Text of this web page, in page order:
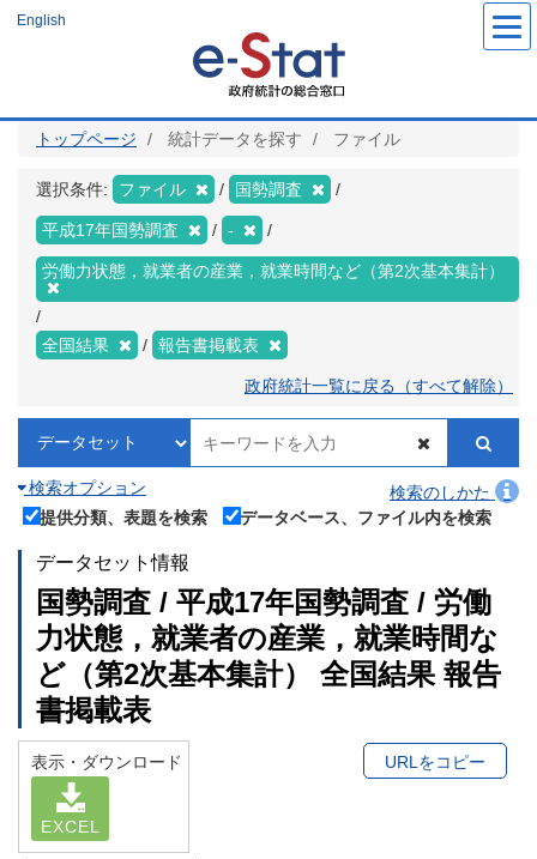
ツ
English
トップページ 統計データを探す ファイル
選択条件: ファイル 国勢調査
平成17年国勢調査 -
労働力状態，就業者の産業，就業時間など（第2次基本集計）
全国結果 報告書掲載表
政府統計一覧に戻る（すべて解除）
検索オプション
検索のしかた
提供分類、表題を検索
データベース、ファイル内を検索
データセット情報
国勢調査 / 平成17年国勢調査 / 労働
力状態，就業者の産業，就業時間な
ど（第2次基本集計） 全国結果 報告
書掲載表
表示・ダウンロード
EXCEL
URLをコピー